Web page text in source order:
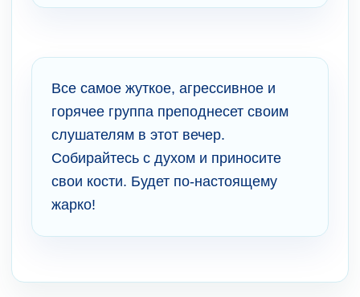
Все самое жуткое, агрессивное и
горячее группа преподнесет своим
слушателям в этот вечер.
Собирайтесь с духом и приносите
свои кости. Будет по-настоящему
жарко!